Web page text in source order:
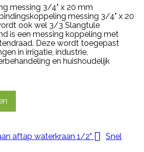
messing 3/4" x 20 mm
messing 3/4" x 20
ook wel 3/3 Slangtule
is een messing koppeling met
Deze wordt toegepast
in irrigatie, industrie,
en huishoudelijk

Snel